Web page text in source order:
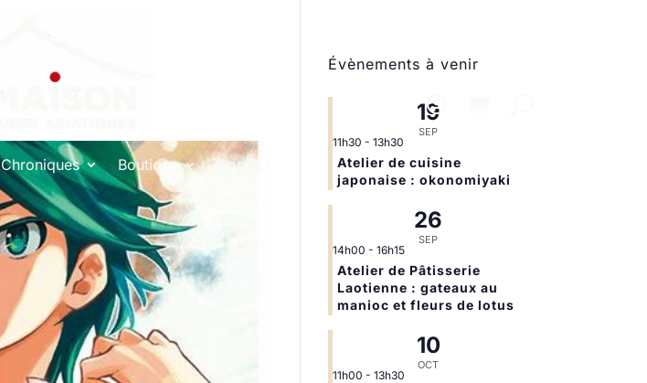
Chroniques Boutique Contact
Évènements à venir
19
SEP
11h30 - 13h30
Atelier de cuisine
japonaise : okonomiyaki
26
SEP
14h00 - 16h15
Atelier de Pâtisserie
Laotienne : gateaux au
manioc et fleurs de lotus
10
OCT
11h00 - 13h30